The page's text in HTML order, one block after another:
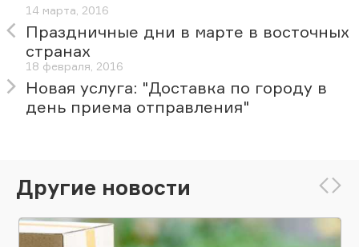
14 марта, 2016
Праздничные дни в марте в восточных
странах
18 февраля, 2016
Новая услуга: "Доставка по городу в
день приема отправления"
Другие новости